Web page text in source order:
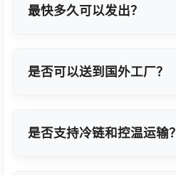
最快多久可以发出？
是否可以送到国外工厂？
是否支持冷链和控温运输？